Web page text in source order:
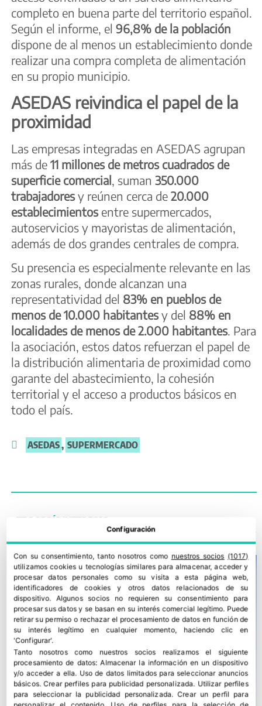
completo en buena parte del territorio español.
Según el informe, el 96,8% de la población
dispone de al menos un establecimiento donde
realizar una compra completa de alimentación
en su propio municipio.
ASEDAS reivindica el papel de la
proximidad
Las empresas integradas en ASEDAS agrupan
más de 11 millones de metros cuadrados de
superficie comercial , suman 350.000
trabajadoresy reúnen cerca de 20.000
establecimientosentre supermercados,
autoservicios y mayoristas de alimentación,
además de dos grandes centrales de compra.
Su presencia es especialmente relevante en las
zonas rurales, donde alcanzan una
representatividad del 83% en pueblos de
menos de 10.000 habitantesy del 88% en
localidades de menos de 2.000 habitantes. Para
la asociación, estos datos refuerzan el papel de
la distribución alimentaria de proximidad como
garante del abastecimiento, la cohesión
territorial y el acceso a productos básicos en
todo el país.
ASEDAS, SUPERMERCADO
TE PODRÍA INTERESAR
Configuración
Con su consentimiento, tanto nosotros como nuestros socios (1017)
utilizamos cookies u tecnologías similares para almacenar, acceder y
procesar datos personales como su visita a esta página web,
identificadores de cookies y otros datos relacionados de su
dispositivo. Algunos socios no requieren su consentimiento para
procesar sus datos y se basan en su interés comercial legítimo. Puede
retirar su permiso o rechazar el procesamiento de datos en función de
su interés legítimo en cualquier momento, haciendo clic en
'Configurar'.
Tanto nosotros como nuestros socios realizamos el siguiente
procesamiento de datos:Almacenar la información en un dispositivo
y/o acceder a ella. Uso de datos limitados para seleccionar anuncios
básicos.Crear perfiles para publicidad personalizada. Utilizar perfiles
para seleccionar la publicidad personalizada.Crear un perfil para